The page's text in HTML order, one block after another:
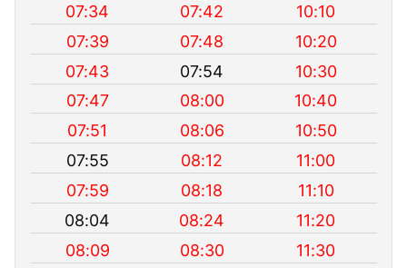
07:34
07:42
10:10
07:39
07:48
10:20
07:43
07:54
10:30
07:47
08:00
10:40
07:51
08:06
10:50
07:55
08:12
11:00
07:59
08:18
11:10
08:04
08:24
11:20
08:09
08:30 11:30